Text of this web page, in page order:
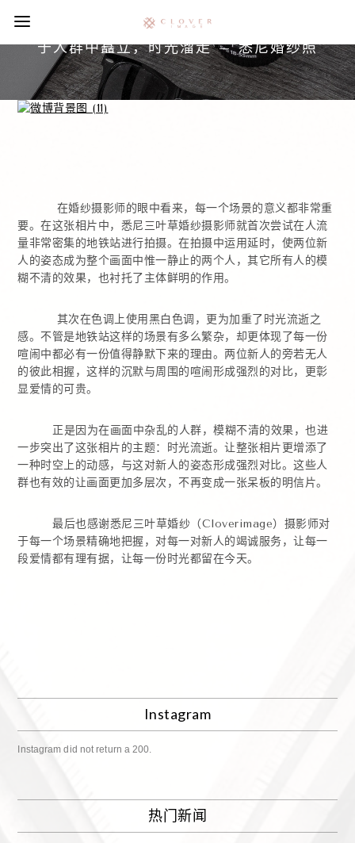
于人群中矗立，时光溜走 – 悉尼婚纱照
在婚纱摄影师的眼中看来，每一个场景的意义都非常重
要。在这张相片中，悉尼三叶草婚纱摄影师就首次尝试在人流
量非常密集的地铁站进行拍摄。在拍摄中运用延时，使两位新
人的姿态成为整个画面中惟一静止的两个人，其它所有人的模
糊不清的效果，也衬托了主体鲜明的作用。
其次在色调上使用黑白色调，更为加重了时光流逝之
感。不管是地铁站这样的场景有多么繁杂，却更体现了每一份
喧闹中都必有一份值得静默下来的理由。两位新人的旁若无人
的彼此相握，这样的沉默与周围的喧闹形成强烈的对比，更彰
显爱情的可贵。
正是因为在画面中杂乱的人群，模糊不清的效果，也进
一步突出了这张相片的主题：时光流逝。让整张相片更增添了
一种时空上的动感，与这对新人的姿态形成强烈对比。这些人
群也有效的让画面更加多层次，不再变成一张呆板的明信片。
最后也感谢悉尼三叶草婚纱（Cloverimage）摄影师对
于每一个场景精确地把握，对每一对新人的竭诚服务，让每一
段爱情都有理有据，让每一份时光都留在今天。
Instagram
Instagram did not return a 200.
热门新闻